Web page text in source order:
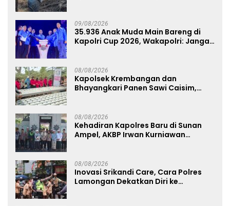
09/08/2026
35.936 Anak Muda Main Bareng di
Kapolri Cup 2026, Wakapolri: Jangan
08/08/2026
Kapolsek Krembangan dan
Bhayangkari Panen Sawi Caisim,
08/08/2026
Kehadiran Kapolres Baru di Sunan
Ampel, AKBP Irwan Kurniawan
08/08/2026
Inovasi Srikandi Care, Cara Polres
Lamongan Dekatkan Diri ke